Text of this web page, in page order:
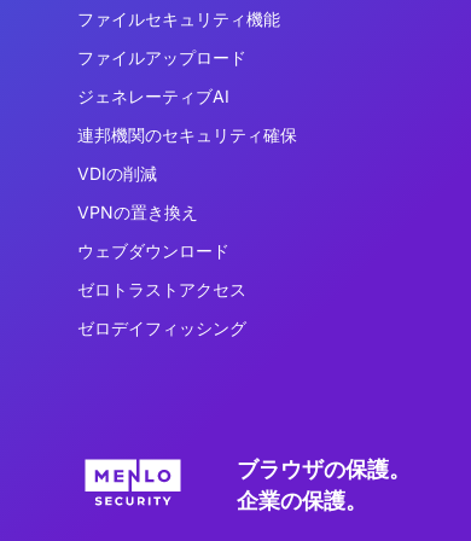
ファイルセキュリティ機能
ファイルアップロード
ジェネレーティブAI
連邦機関のセキュリティ確保
VDIの削減
VPNの置き換え
ウェブダウンロード
ゼロトラストアクセス
ゼロデイフィッシング
ブラウザの保護。
企業の保護。